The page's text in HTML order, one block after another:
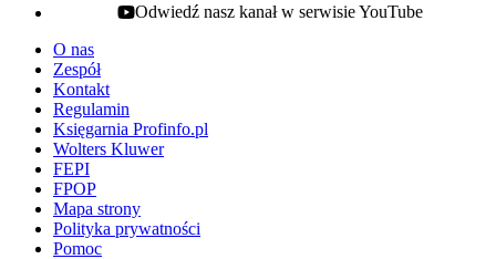
youtube - otwiera się w nowej karcie
Odwiedź nasz kanał w serwisie YouTube
O nas
Zespół
Kontakt
Regulamin
Księgarnia Profinfo.pl
Wolters Kluwer
FEPI
FPOP
Mapa strony
Polityka prywatności
Pomoc